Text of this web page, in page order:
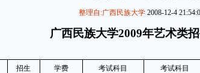
整理自:广西民族大学 2008-12-4
广西民族大学2009年艺术类
招生 学费 考试科目 考试科目